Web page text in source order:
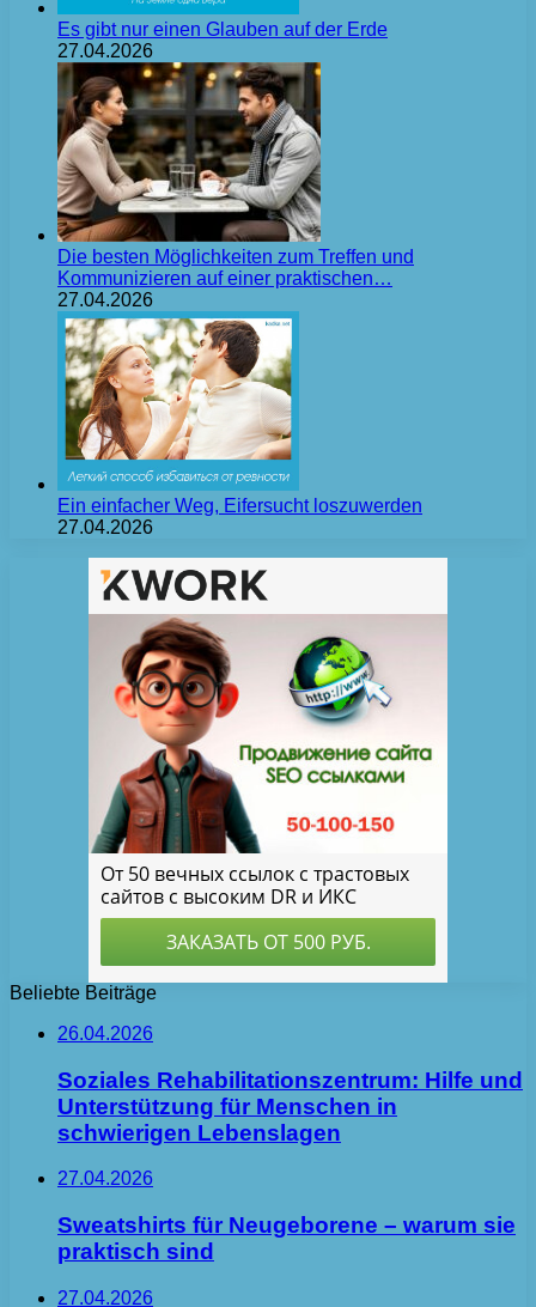
Es gibt nur einen Glauben auf der Erde
27.04.2026
Die besten Möglichkeiten zum Treffen und
Kommunizieren auf einer praktischen…
27.04.2026
Ein einfacher Weg, Eifersucht loszuwerden
27.04.2026
Beliebte Beiträge
26.04.2026
Soziales Rehabilitationszentrum: Hilfe und
Unterstützung für Menschen in
schwierigen Lebenslagen
27.04.2026
Sweatshirts für Neugeborene – warum sie
praktisch sind
27.04.2026